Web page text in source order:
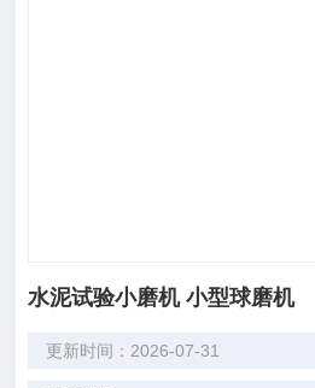
水泥试验小磨机 小型球磨机
更新时间：2026-07-31